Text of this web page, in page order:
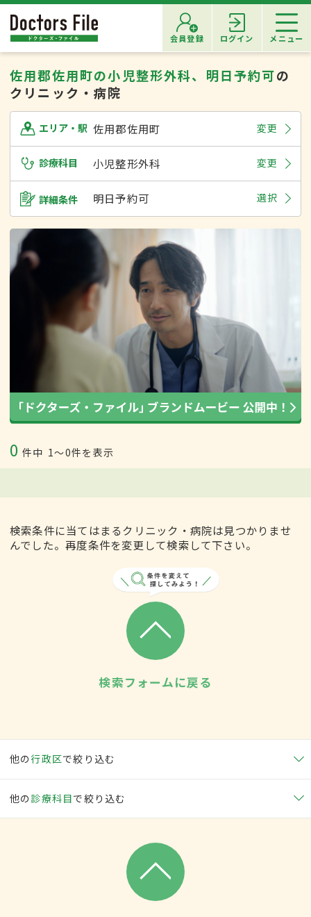
会員登録 ログイン メニュー
佐用郡佐用町の小児整形外科、明日予約可の
クリニック・病院
エリア・駅 佐用郡佐用町 変更
診療科目 小児整形外科 変更
詳細条件 明日予約可 選択
0 件中 1〜0件を表示
検索条件に当てはまるクリニック・病院は見つかりませ
んでした。再度条件を変更して検索して下さい。
検索フォームに戻る
他の行政区で絞り込む
他の 診療科目で絞り込む